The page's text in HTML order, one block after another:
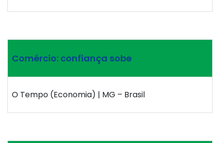
Comércio: confiança sobe
O Tempo (Economia) | MG – Brasil